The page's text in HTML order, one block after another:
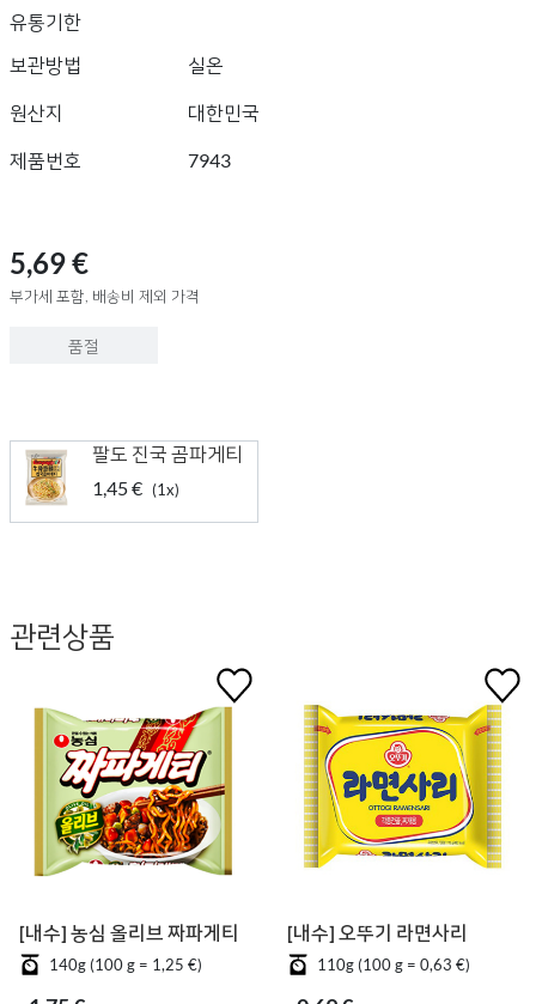
유통기한
보관방법
실온
원산지 대한민국
제품번호 7943
5,69 €
부가세 포함, 배송비 제외 가격
품절
팔도 진국 곰파게티
1,45 € (1x)
관련상품
[내수] 농심 올리브 짜파게티
140g (100 g = 1,25 €)
[내수] 오뚜기 라면사리
110g (100 g = 0,63 €)